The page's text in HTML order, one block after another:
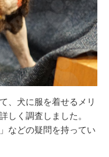
、犬に服を着せるメリ
しく調査しました。
などの疑問を持ってい